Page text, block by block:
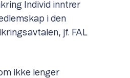
Individ inntrer
i den
jf. FAL
ikke lenger